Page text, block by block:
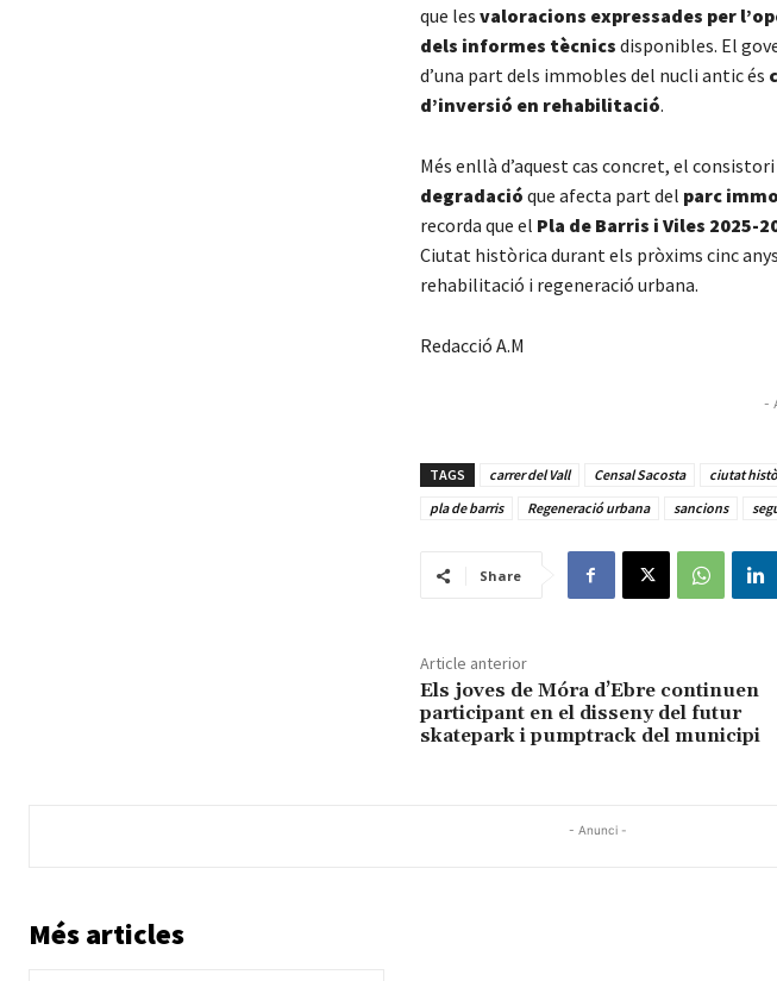
que les valoracions expressades per
dels informes tècnics disponibles. El
d’una part dels immobles del nucli antic és
d’inversió en rehabilitació.
Més enllà d’aquest cas concret, el
degradació que afecta part del parc
recorda que el Pla de Barris i Viles 2025-
Ciutat històrica durant els pròxims cinc
rehabilitació i regeneració urbana.
Redacció A.M
-
TAGS carrer del Vall Censal Sacosta ciutat
pla de barris
Regeneració urbana sancions
Share
Article anterior
Els joves de Móra d’Ebre continuen
participant en el disseny del futur
skatepark i pumptrack del municipi
- Anunci -
Més articles